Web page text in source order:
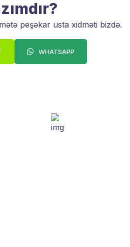
peşəkar usta xidməti bizdə.
WHATSAPP